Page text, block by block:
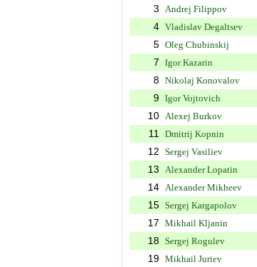
3
Andrej Filippov
4 Vladislav Degaltsev
5 Oleg Chubinskij
7 Igor Kazarin
8 Nikolaj Konovalov
9 Igor Vojtovich
10 Alexej Burkov
11
Dmitrij Kopnin
12 Sergej Vasiliev
13
Alexander Lopatin
14 Alexander Mikheev
15 Sergej Kargapolov
17 Mikhail Kljanin
18 Sergej Rogulev
19 Mikhail Juriev